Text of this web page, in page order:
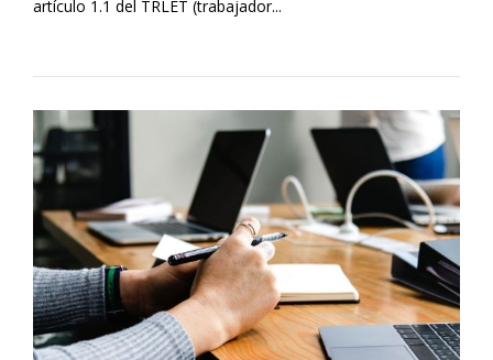
artículo 1.1 del TRLET (trabajador...